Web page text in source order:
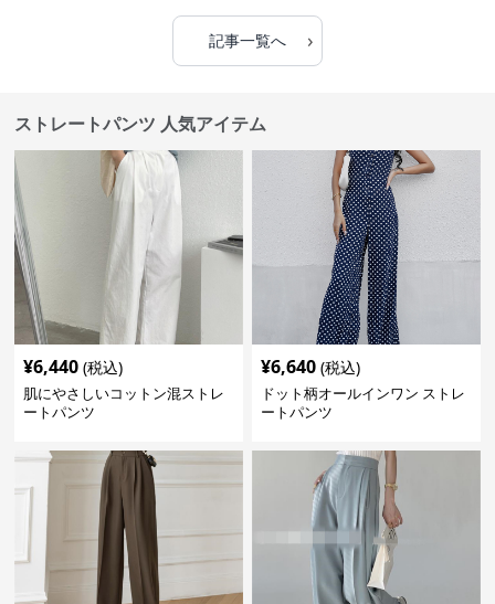
記事一覧へ ›
ストレートパンツ 人気アイテム
¥6,440 (税込)
肌にやさしいコットン混ストレ
ートパンツ
¥6,640 (税込)
ドット柄オールインワン ストレ
ートパンツ